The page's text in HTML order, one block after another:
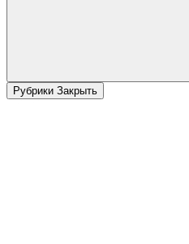
Рубрики Закрыть